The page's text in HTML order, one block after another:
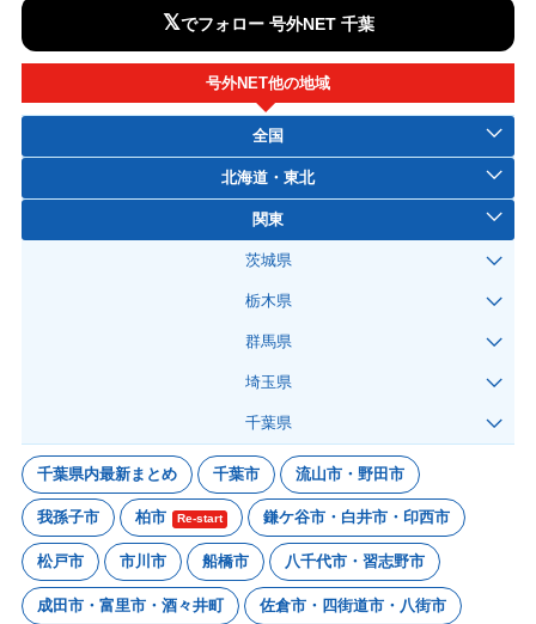
𝕏でフォロー 号外NET 千葉
号外NET他の地域
全国
北海道・東北
関東
茨城県
栃木県
群馬県
埼玉県
千葉県
千葉県内最新まとめ 千葉市 流山市・野田市
我孫子市 柏市 Re-start 鎌ケ谷市・白井市・印西市
松戸市 市川市 船橋市 八千代市・習志野市
成田市・富里市・酒々井町 佐倉市・四街道市・八街市